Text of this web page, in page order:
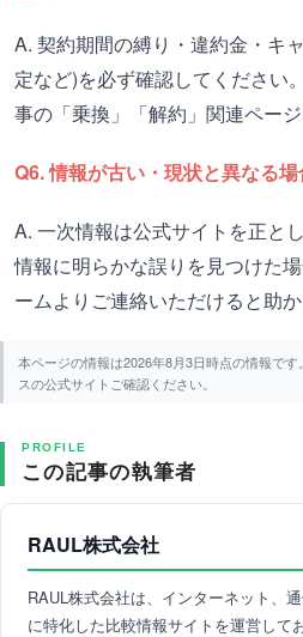
A. 契約期間の縛り・違約金・キ
定など)を必ず確認してください
事の「乗換」「解約」関連ページ
Q6. 情報が古い・現状と異なる
A. 一次情報は公式サイトを正と
情報に明らかな誤りを見つけた
ームよりご連絡いただけると助か
本ページの情報は2026年8月3日時点の情報で
スの公式サイトご確認ください。
PROFILE
この記事の執筆者
RAUL株式会社
RAUL株式会社は、インターネット、
に特化した比較情報サイトを運営して